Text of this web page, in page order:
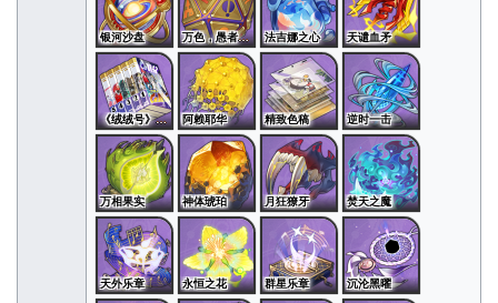
银河沙盘 万色，愚者自将 法吉娜之心 天谴血矛
《绒绒号》典藏版合集 阿赖耶华 精致色稿 逆时一击
万相果实 神体琥珀 月狂獠牙 焚天之魔
天外乐章 永恒之花 群星乐章 沉沦黑曜